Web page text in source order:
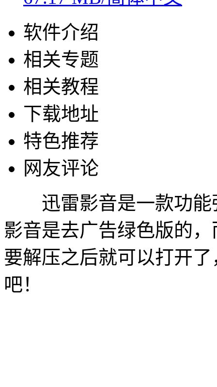
软件介绍
相关专题
相关教程
下载地址
特色推荐
网友评论
迅雷影音是一款功能
影音是去广告绿色版的
要解压之后就可以打开
吧！